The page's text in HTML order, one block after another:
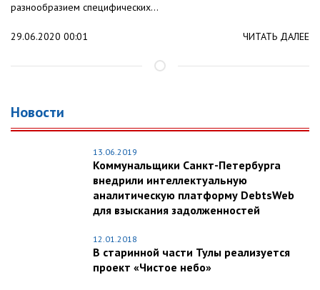
разнообразием специфических...
29.06.2020 00:01 ЧИТАТЬ ДАЛЕЕ
Новости
13.06.2019
Коммунальщики Санкт-Петербурга
внедрили интеллектуальную
аналитическую платформу DebtsWeb
для взыскания задолженностей
12.01.2018
В старинной части Тулы реализуется
проект «Чистое небо»